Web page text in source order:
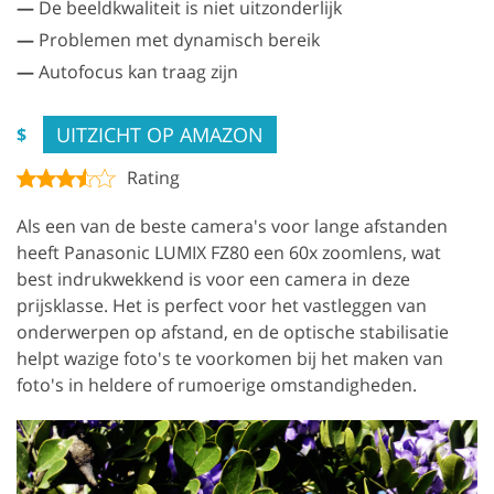
— De beeldkwaliteit is niet uitzonderlijk
— Problemen met dynamisch bereik
—Autofocus kan traag zijn
$ UITZICHT OP AMAZON
Rating
Als een van de beste camera's voor lange afstanden
heeft Panasonic LUMIX FZ80 een 60x zoomlens, wat
best indrukwekkend is voor een camera in deze
prijsklasse. Het is perfect voor het vastleggen van
onderwerpen op afstand, en de optische stabilisatie
helpt wazige foto's te voorkomen bij het maken van
foto's in heldere of rumoerige omstandigheden.